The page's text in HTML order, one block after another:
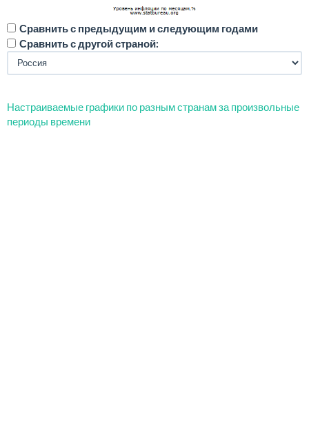
Сравнить с предыдущим и следующим годами
Сравнить с другой страной:
Настраиваемые графики по разным странам за произвольные
периоды времени